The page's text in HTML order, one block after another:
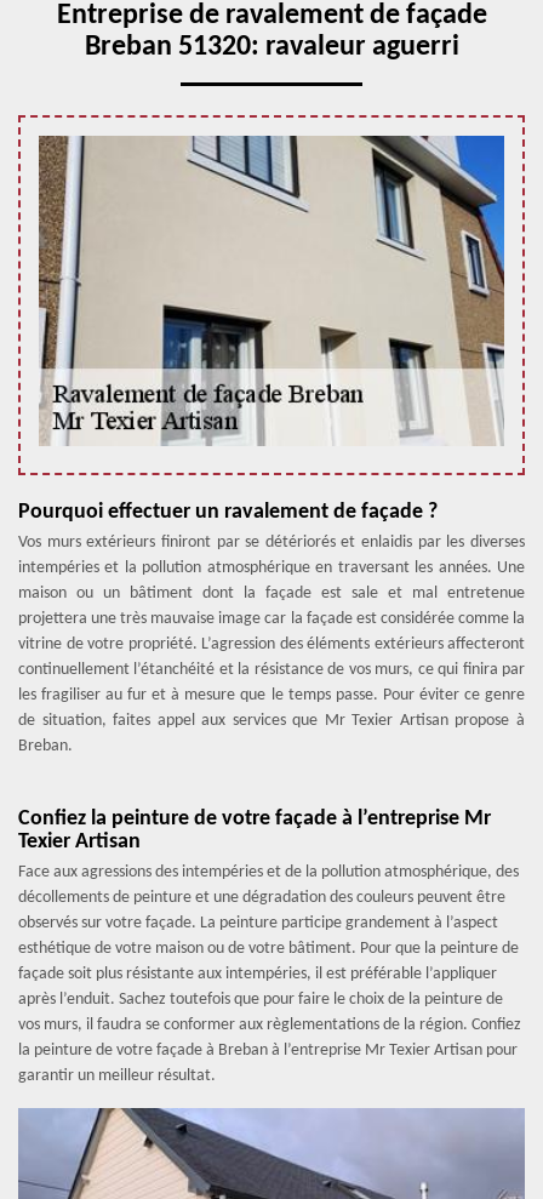
Entreprise de ravalement de façade
Breban 51320: ravaleur aguerri
Pourquoi effectuer un ravalement de façade ?
Vos murs extérieurs finiront par se détériorés et enlaidis par les diverses
intempéries et la pollution atmosphérique en traversant les années. Une
maison ou un bâtiment dont la façade est sale et mal entretenue
projettera une très mauvaise image car la façade est considérée comme la
vitrine de votre propriété. L’agression des éléments extérieurs affecteront
continuellement l’étanchéité et la résistance de vos murs, ce qui finira par
les fragiliser au fur et à mesure que le temps passe. Pour éviter ce genre
de situation, faites appel aux services que Mr Texier Artisan propose à
Breban.
Confiez la peinture de votre façade à l’entreprise Mr
Texier Artisan
Face aux agressions des intempéries et de la pollution atmosphérique, des
décollements de peinture et une dégradation des couleurs peuvent être
observés sur votre façade. La peinture participe grandement à l’aspect
esthétique de votre maison ou de votre bâtiment. Pour que la peinture de
façade soit plus résistante aux intempéries, il est préférable l’appliquer
après l’enduit. Sachez toutefois que pour faire le choix de la peinture de
vos murs, il faudra se conformer aux règlementations de la région. Confiez
la peinture de votre façade à Breban à l’entreprise Mr Texier Artisan pour
garantir un meilleur résultat.